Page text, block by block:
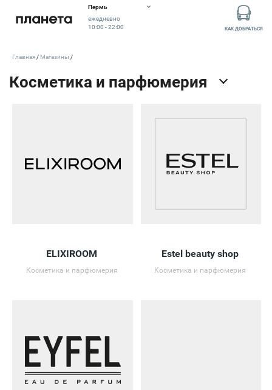
Пермь
ежедневно
10:00 - 22:00
КАК ДОБРАТЬСЯ
Главная Магазины
ELIXIROOM
Косметика и парфюмерия
Estel beauty shop
Косметика и парфюмерия